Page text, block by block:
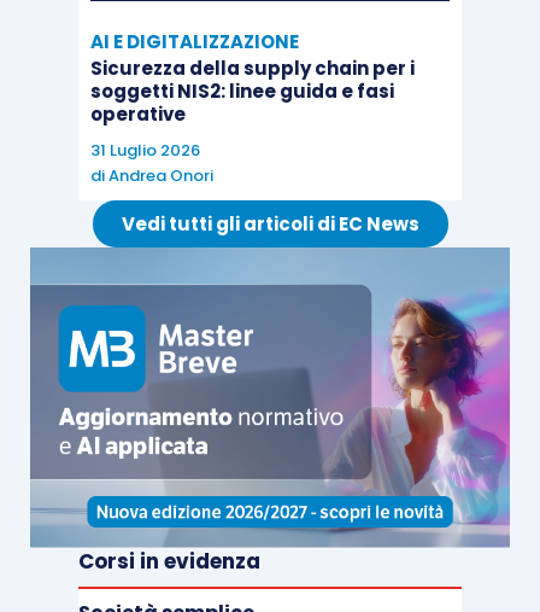
l’attrezzatura magnetica:
sia effettivamente dotata di
funzionalità
(classificabilità nella divisione 28 della
rispetto all’attività d’impresa, novità,
importo minimo di 10.000).
AI E DIGITALIZZAZIONE
Sicurezza della supply chain per i
soggetti NIS2: linee guida e fasi
operative
31 Luglio 2026
diAndrea Onori
Vedi tutti gli articoli di EC News
Corsi in evidenza